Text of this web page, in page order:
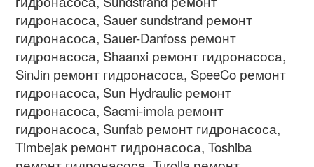
гидронасоса, Sauer sundstrand ремонт
гидронасоса, Sauer-Danfoss ремонт
гидронасоса, Shaanxi ремонт гидронасоса,
SinJin ремонт гидронасоса, SpeeCo ремонт
гидронасоса, Sun Hydraulic ремонт
гидронасоса, Sacmi-imola ремонт
гидронасоса, Sunfab ремонт гидронасоса,
Timbejak ремонт гидронасоса, Toshiba